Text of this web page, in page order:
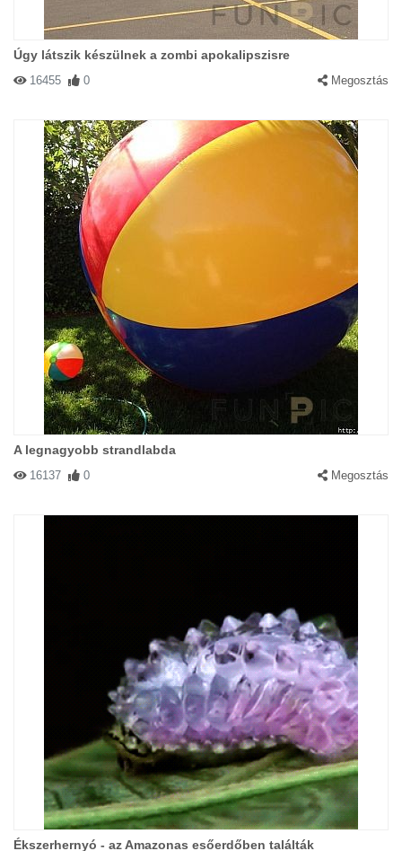
Úgy látszik készülnek a zombi apokalipszisre
16455 0 Megosztás
A legnagyobb strandlabda
16137 0 Megosztás
Ékszerhernyó - az Amazonas esőerdőben találták